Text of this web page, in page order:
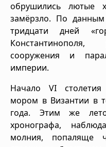
обрушились лютые
замёрзло. По
тридцати дней
сооружения и
империи.
Начало VI столетия
мором в Византии в
года. Этим же
хронографа,
молния, попаляще